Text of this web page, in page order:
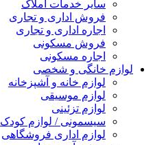
سایر خدمات املاک
فروش اداری و تجاری
اجاره اداری و تجاری
فروش مسکونی
اجاره مسکونی
لوازم خانگی و شخصی
لوازم خانه و آشپزخانه
لوازم موسیقی
لوازم تزئینی
سیسمونی / لوازم کودک
لوازم اداری فروشگاهی